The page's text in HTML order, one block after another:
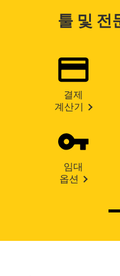
툴 및 전
결제
계산기
임대
옵션